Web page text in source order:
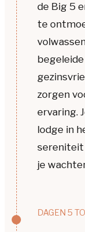
de Big 5
te
zorgen
ervaring.
lodge in
sereniteit
je
DAGEN 5